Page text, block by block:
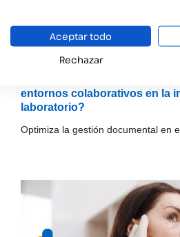
entornos colaborativos en la
laboratorio?
Optimiza la gestión documental en
Aceptar todo
Rechazar